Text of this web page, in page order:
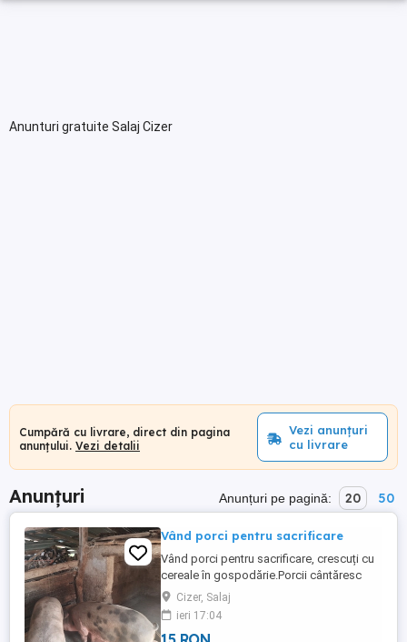
Anunturi gratuite Salaj Cizer
Cumpără cu livrare, direct din pagina
anunțului. Vezi detalii
Vezi anunțuri
cu livrare
Anunțuri Anunțuri pe pagină: 20 50
Vând porci pentru sacrificare
Vând porci pentru sacrificare, crescuți cu
cereale în gospodărie.Porcii cântăresc
între 120 kg și 190 de kg.Pretul este de
15lei kg.
Cizer, Salaj
ieri 17:04